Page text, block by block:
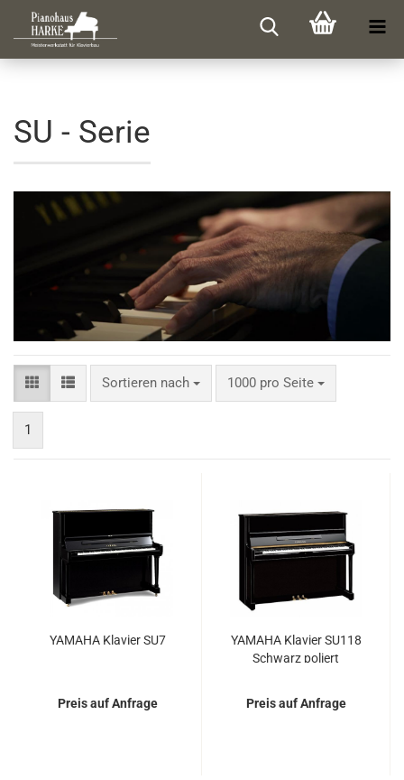
SU - Serie
Sortieren nach
Sortieren nach 1000 pro Seite
pro Seite
1
YA­MA­HA Kla­vier SU7
Preis auf Anfrage
YA­MA­HA Kla­vier SU118
Schwarz po­liert
Preis auf Anfrage